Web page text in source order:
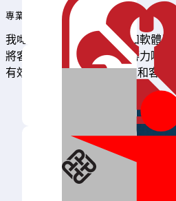
專業數碼解決方案
我哋專注於提供網站設計和軟體
將客戶嘅想法轉化為有影響力嘅
有效地實現潛在客戶嘅產生和客戶